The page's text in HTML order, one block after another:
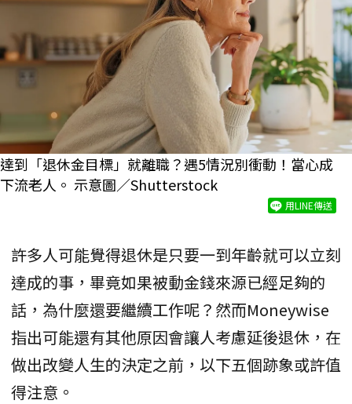
達到「退休金目標」就離職？遇5情況別衝動！當心成
下流老人。 示意圖／Shutterstock
用LINE傳送
許多人可能覺得退休是只要一到年齡就可以立刻
達成的事，畢竟如果被動金錢來源已經足夠的
話，為什麼還要繼續工作呢？然而Moneywise
指出可能還有其他原因會讓人考慮延後退休，在
做出改變人生的決定之前，以下五個跡象或許值
得注意。